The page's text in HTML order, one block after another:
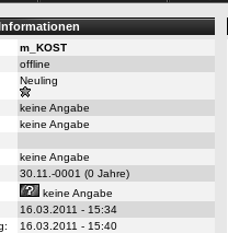
m_KOST
offline
Neuling
keine Angabe
keine Angabe
keine Angabe
30.11.-0001 (0 Jahre)
keine Angabe
16.03.2011 - 15:34
16.03.2011 - 15:40